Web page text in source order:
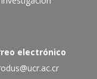
electrónico